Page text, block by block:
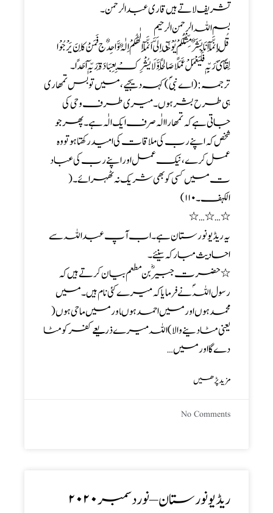
تشریف لاتے ہیں قاری عبد الرحمن ۔
بسم اللہ الرحمن الرحیم
قُلْ اِنَّمَآ اَنَا بَشَرٌمِّثْلُکُمْ یُوْ حٰٓی اِلَیَّ اَنَّمَآ اِلٰھُکُمْ اِلٰہٌ وَّاحِدٌج فَمَنْ کَا نَ یَرْجُوْ ا
لِقَآئَ رَبِّہٖ فَلْیَعْمَلْ عَمَلًا صَا لِحًا وَّ لَا یُشْرِکْ بِعِبَا دَۃِ رَبِّہٖٓ اَحَدًا۔
ترجمہ: ( اے نبیؐ) کہہ دیجیے ، میں تو بس تمھاری
ہی طرح بشر ہوں ۔ میری طرف وحی کی
جاتی ہے کہ تمھارا الٰہ صرف ایک الٰہ ہے۔ پھر جو
شخص کہ اپنے رب کی ملاقات کی امید رکھتا ہو تو وہ
عمل کرے ، نیک عمل اور اپنے رب کی عباد
ت میں کسی کو بھی شریک نہ ٹھہرائے۔(
الکہف۔۱۱۰)
٭…٭…٭
یہ ریڈیو نورستان ہے ۔ اب آپ عبد اللہ سے
احادیث مبارکہ سنیئے۔
٭ حضرت جبیرؓ بن مطعم بیان کرتے ہیں کہ
رسول اللہ ؐ نے فرمایا کہ میرے کئی نام ہیں ۔ میں
محمد ہوں اور میں احمد ہوںاور میں ماحی ہوں (
یعنی مٹا دینے والا ) اللہ میرے ذریعے کفر کو مٹا
دے گا اور میں…
مزید پڑھیں
No Comments
ریڈیو نورستان – نوردسمبر ۲۰۲۰